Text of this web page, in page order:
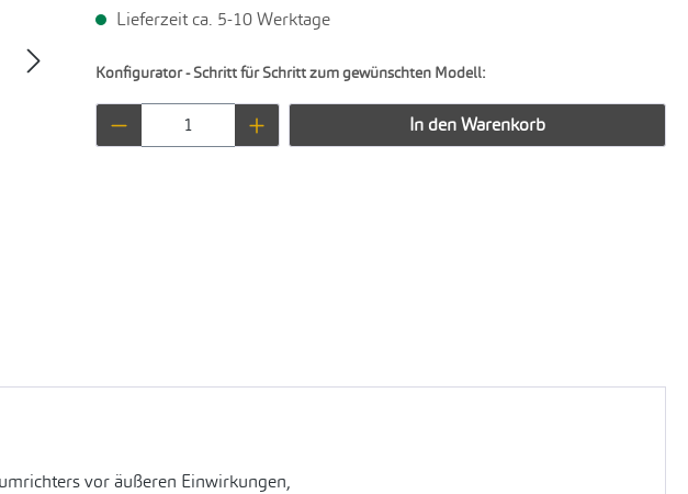
Lieferzeit ca. 5-10 Werktage
Konfigurator - Schritt für Schritt zum gewünschten Modell:
Produkt Anzahl: Gib den gewünschten Wert ein
In den Warenkorb
vor äußeren Einwirkungen,